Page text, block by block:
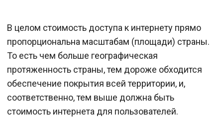
В целом стоимость доступа к интернету прямо
пропорциональна масштабам (площади) страны.
То есть чем больше географическая
протяженность страны, тем дороже обходится
обеспечение покрытия всей территории, и,
соответственно, тем выше должна быть
стоимость интернета для пользователей.